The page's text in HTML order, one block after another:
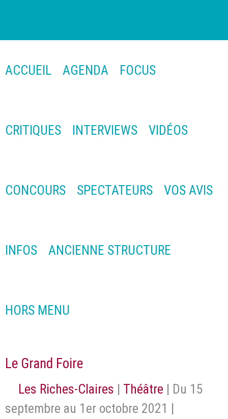
ACCUEIL AGENDA FOCUS
CRITIQUES INTERVIEWS VIDÉOS
CONCOURS SPECTATEURS VOS AVIS
INFOS ANCIENNE STRUCTURE
HORS MENU
Le Grand Foire
Les Riches-Claires | Théâtre
septembre au 1er octobre 2021 |